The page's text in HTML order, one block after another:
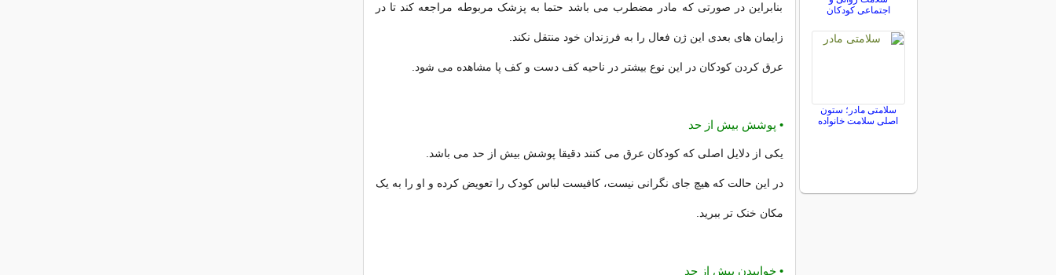
بنابراین در صورتی که مادر مضطرب می باشد حتما به پزشک مربوطه مراجعه کند تا در
زایمان های بعدی این ژن فعال را به فرزندان خود منتقل نکند.
عرق کردن کودکان در این نوع بیشتر در ناحیه کف دست و کف پا مشاهده می شود.
• پوشش بیش از حد
یکی از دلایل اصلی که کودکان عرق می کنند دقیقا پوشش بیش از حد می باشد.
در این حالت که هیچ جای نگرانی نیست، کافیست لباس کودک را تعویض کرده و او را به یک
مکان خنک تر ببرید.
• خوابیدن بیش از حد
اجتماعی کودکان
سلامتی مادر؛ ستون
اصلی سلامت خانواده